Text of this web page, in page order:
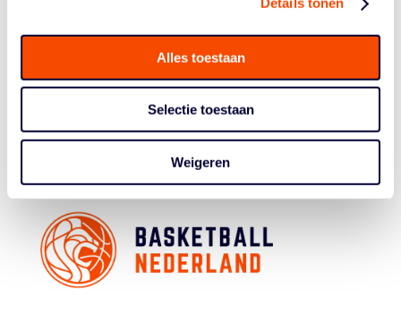
Alles toestaan
Selectie toestaan
Weigeren
"Letland heeft veel ervaring en is heel gevaarlijk. Ze zijn
hebben echte shotmakers. We kijken met veel
vertrouwen naar de kwartfinale. Het gevoel is goed en
we gaan alles geven om naar de finaledag te gaan."
Foto's: fiba.basketball